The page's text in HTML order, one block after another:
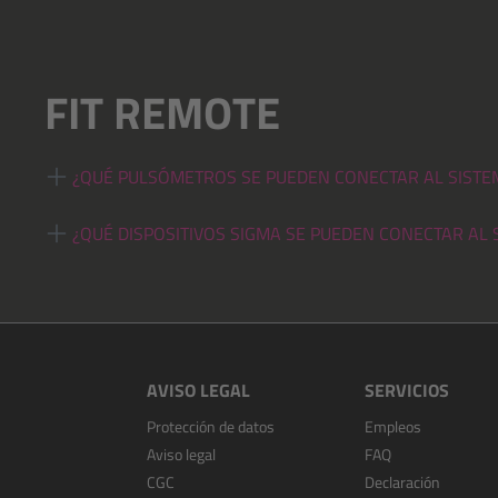
FIT REMOTE
¿QUÉ PULSÓMETROS SE PUEDEN CONECTAR AL
¿QUÉ DISPOSITIVOS SIGMA SE PUEDEN CONECTAR AL
AVISO LEGAL
Protección de datos
Aviso legal
CGC
SERVICIOS
Empleos
FAQ
Declaración